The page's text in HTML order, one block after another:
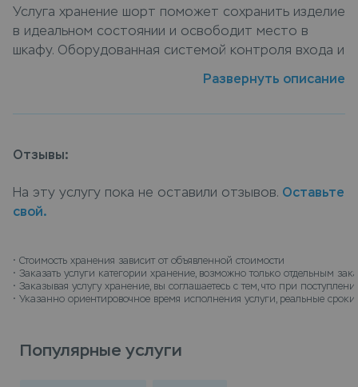
Услуга хранение шорт поможет сохранить изделие
в идеальном состоянии и освободит место в
шкафу. Оборудованная системой контроля входа и
сохранность и безопасность вещей. Сдать шорты
дом, курьер заберет вещи, а по окончанию срока
Развернуть описание
Отзывы:
На эту услугу пока не оставили отзывов. Оставьте
свой.
• Стоимость хранения зависит от объявленной стоимости
• Заказать услуги категории хранение, возможно только отдельным
• Заказывая услугу хранение, вы соглашаетесь с тем, что при
• Указанно ориентировочное время исполнения услуги, реальные сроки
Популярные услуги